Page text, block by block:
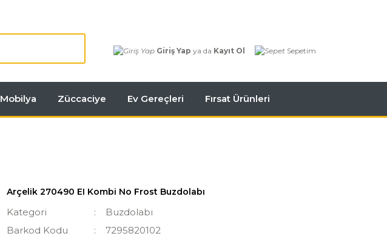
Giriş Yap ya da Kayıt Ol Sepetim
Mobilya Züccaciye Ev Gereçleri Fırsat Ürünleri
Arçelik 270490 EI Kombi No Frost Buzdolabı
Kategori
Buzdolabı
Barkod Kodu
7295820102